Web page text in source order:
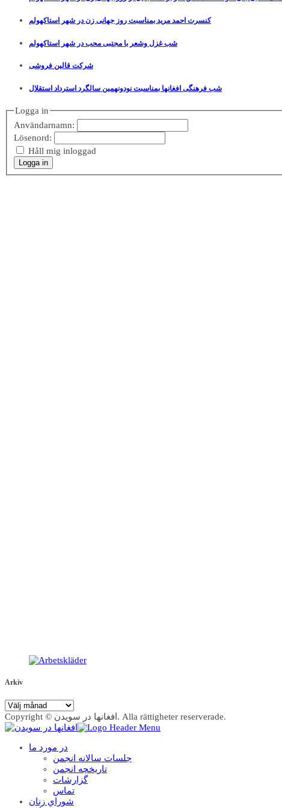
کنسرت احمد مرید بمناسبت روز جهانی زن در شهر استاکهولم
شب غزل وشعر با مجتبی محب در شهر استاکهولم
شرکت قالین فروشی
شب فرهنگی افغانها بمناسبت نودونهمین سالگرد استرداد استقلال
Logga in
Användarnamn:
Lösenord:
Håll mig inloggad
Logga in
Arkiv
Arkiv
Copyright © افغانها در سویدن. Alla rättigheter reserverade.
در مورد ما
جلسات سالانه انجمن
تاریخچه انجمن
گزارشات
تماس
شوراي زنان